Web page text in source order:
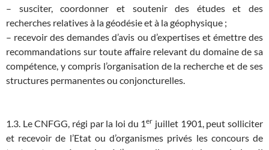
– susciter, coordonner et soutenir des études et des
recherches relatives à la géodésie et à la géophysique ;
– recevoir des demandes d’avis ou d’expertises et émettre des
recommandations sur toute affaire relevant du domaine de sa
compétence, y compris l’organisation de la recherche et de ses
structures permanentes ou conjoncturelles.
1.3. Le CNFGG, régi par la loi du 1er juillet 1901, peut solliciter
et recevoir de l’Etat ou d’organismes privés les concours de